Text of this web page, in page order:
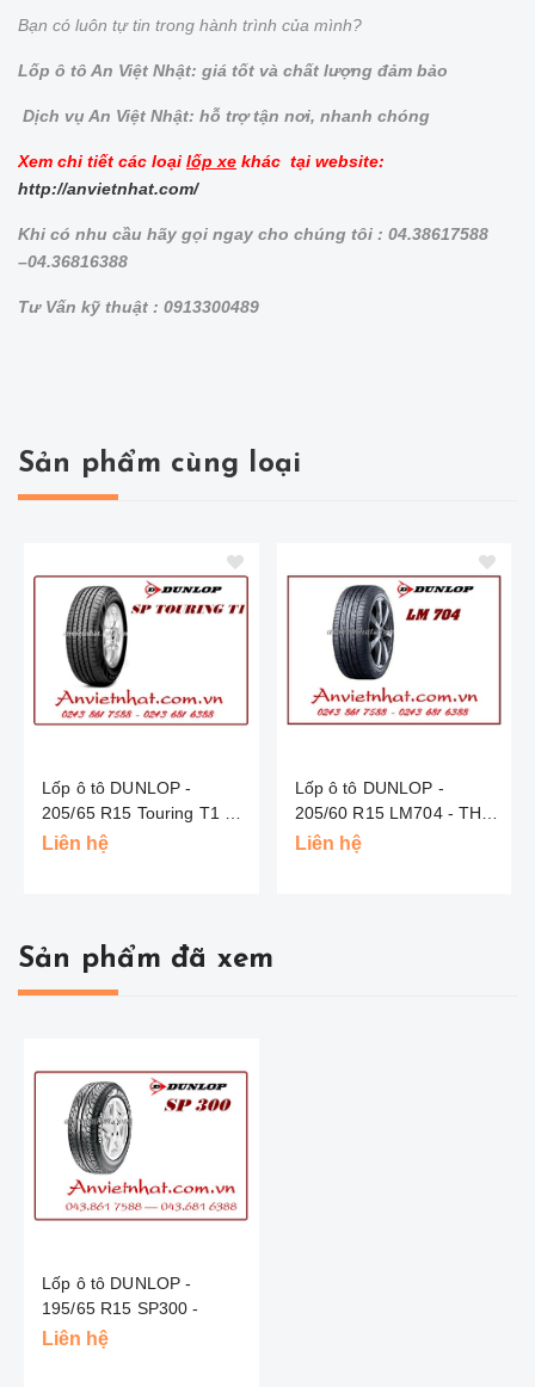
Bạn có luôn tự tin trong hành trình của mình?
Lốp ô tô An Việt Nhật: giá tốt và chất lượng đảm bảo
Dịch vụ An Việt Nhật: hỗ trợ tận nơi, nhanh chóng
Xem chi tiết các loại lốp xe khác tại website:
http://anvietnhat.com/
Khi có nhu cầu hãy gọi ngay cho chúng tôi : 04.38617588
–04.36816388
Tư Vấn kỹ thuật : 0913300489
Sản phẩm cùng loại
Lốp ô tô DUNLOP -
205/65 R15 Touring T1 -
INDO
Liên hệ
Lốp ô tô DUNLOP -
205/60 R15 LM704 - THÁI
LAN
Liên hệ
Sản phẩm đã xem
Lốp ô tô DUNLOP -
195/65 R15 SP300 -
NHẬT
Liên hệ